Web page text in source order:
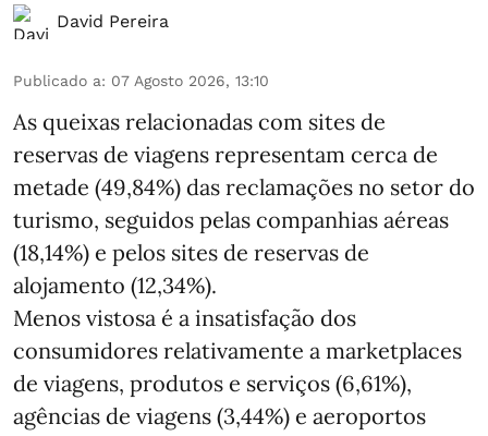
David Pereira
Publicado a: 07 Agosto 2026, 13:10
As queixas relacionadas com sites de
reservas de viagens representam cerca de
metade (49,84%) das reclamações no setor do
turismo, seguidos pelas companhias aéreas
(18,14%) e pelos sites de reservas de
alojamento (12,34%).
Menos vistosa é a insatisfação dos
consumidores relativamente a marketplaces
de viagens, produtos e serviços (6,61%),
agências de viagens (3,44%) e aeroportos